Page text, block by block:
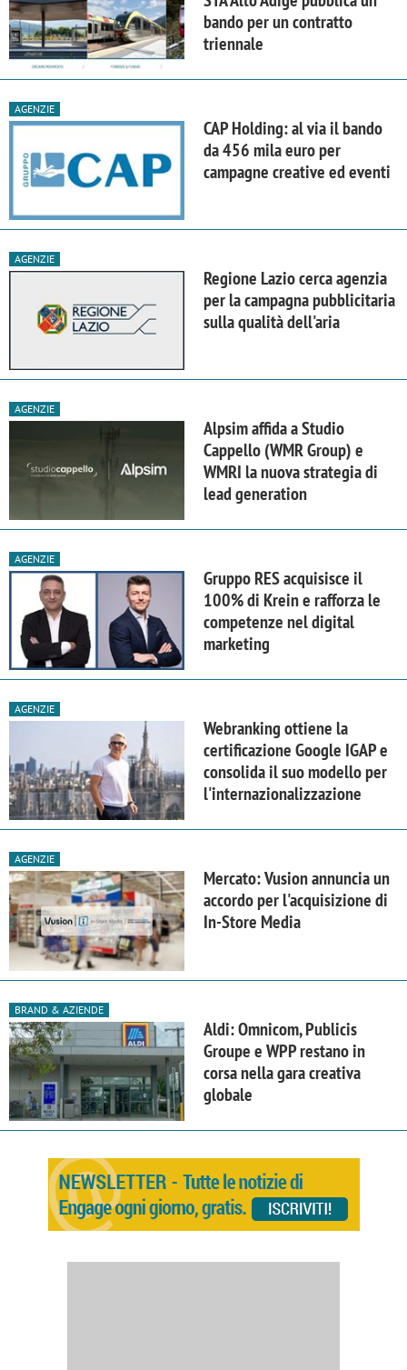
bando per un contratto
triennale
AGENZIE
CAP Holding: al via il bando
da 456 mila euro per
campagne creative ed eventi
AGENZIE
Regione Lazio cerca agenzia
per la campagna pubblicitaria
sulla qualità dell'aria
AGENZIE
Alpsim affida a Studio
Cappello (WMR Group) e
WMRI la nuova strategia di
lead generation
AGENZIE
Gruppo RES acquisisce il
100% di Krein e rafforza le
competenze nel digital
marketing
AGENZIE
Webranking ottiene la
certificazione Google IGAP e
consolida il suo modello per
l'internazionalizzazione
AGENZIE
Mercato: Vusion annuncia un
accordo per l'acquisizione di
In-Store Media
BRAND & AZIENDE
Aldi: Omnicom, Publicis
Groupe e WPP restano in
corsa nella gara creativa
globale